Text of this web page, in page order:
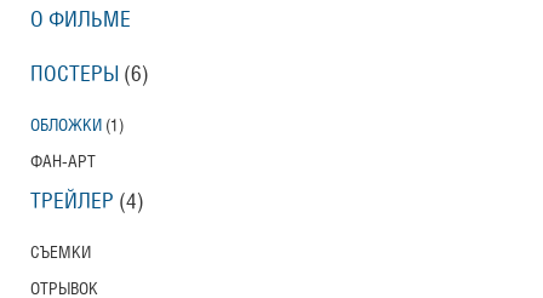
О ФИЛЬМЕ
ПОСТЕРЫ (6)
ОБЛОЖКИ (1)
ФАН-АРТ
ТРЕЙЛЕР (4)
СЪЕМКИ
ОТРЫВОК